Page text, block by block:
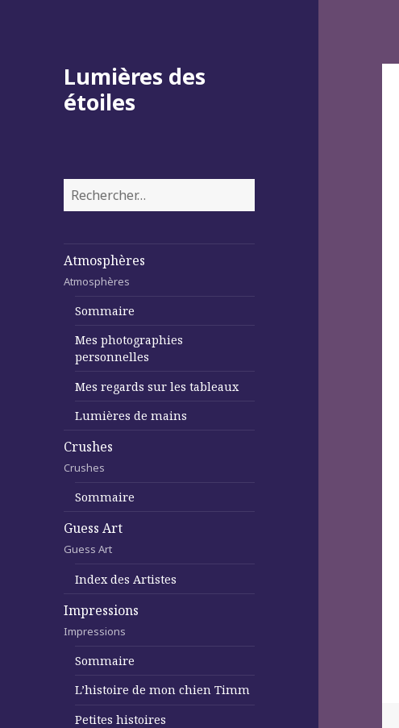
Lumières des
étoiles
Rechercher :
Atmosphères
Atmosphères
Sommaire
Mes photographies
personnelles
Mes regards sur les tableaux
Lumières de mains
Crushes
Crushes
Sommaire
Guess Art
Guess Art
Index des Artistes
Impressions
Impressions
Sommaire
L’histoire de mon chien Timm
Petites histoires